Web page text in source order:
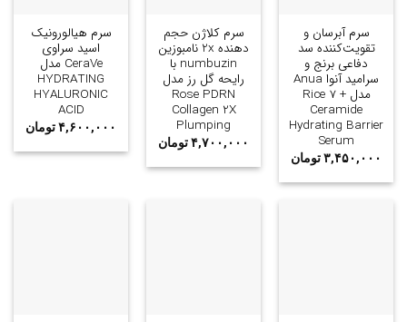
سرم آبرسان و
تقویت‌کننده سد
دفاعی برنج و
سرامید آنوا Anua
مدل Rice 7 +
Ceramide
Hydrating Barrier
Serum
۳,۴۵۰,۰۰۰تومان
سرم کلاژن حجم
دهنده 2x نامبوزین
numbuzin با
رایحه گل رز مدل
Rose PDRN
Collagen 2X
Plumping
۴,۷۰۰,۰۰۰تومان
سرم هیالورونیک
اسید سراوی
CeraVe مدل
HYDRATING
HYALURONIC
ACID
۴,۶۰۰,۰۰۰تومان